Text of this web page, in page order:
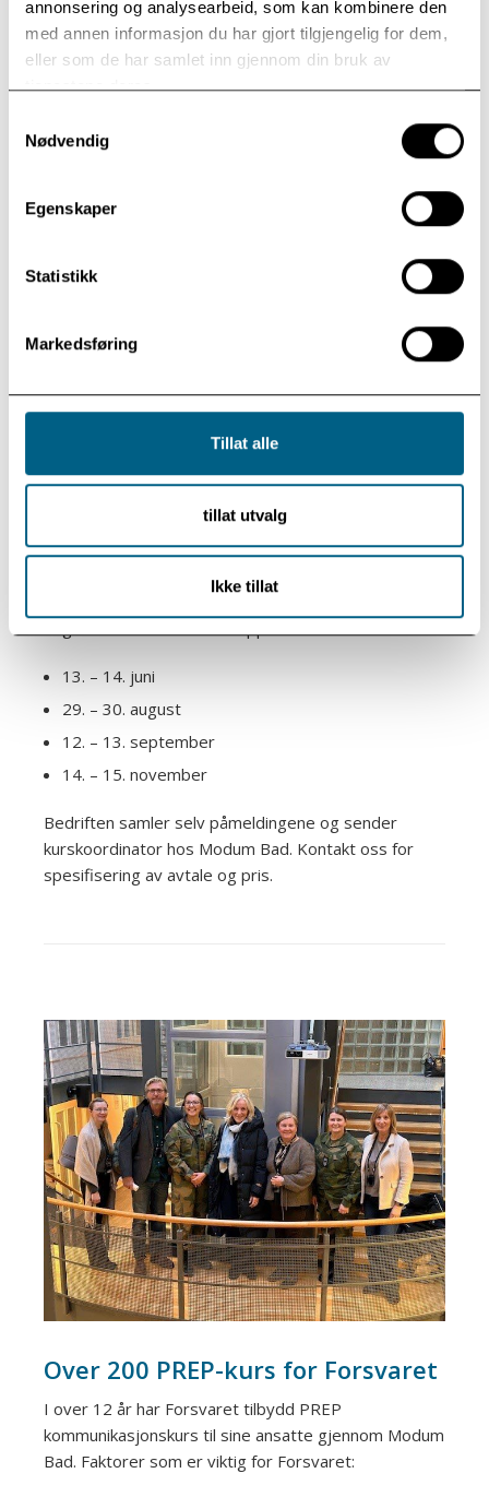
annonsering og analysearbeid, som kan kombinere den
med annen informasjon du har gjort tilgjengelig for dem,
eller som de har samlet inn gjennom din bruk av
tjenestene deres.
Nødvendig
Egenskaper
Statistikk
Markedsføring
Tillat alle
tillat utvalg
Ikke tillat
også utenfor arbeidstid
hvordan PREP kan passe i deres virksomhet.
Med en bedriftsavtale og ønske om å sende ansatte
13. – 14. juni
29. – 30. august
12. – 13. september
14. – 15. november
Bedriften samler selv påmeldingene og sender
kurskoordinator hos Modum Bad. Kontakt oss for
spesifisering av avtale og pris.
Over 200 PREP-kurs for Forsvaret
I over 12 år har Forsvaret tilbydd PREP
kommunikasjonskurs til sine ansatte gjennom Modum
Bad. Faktorer som er viktig for Forsvaret: